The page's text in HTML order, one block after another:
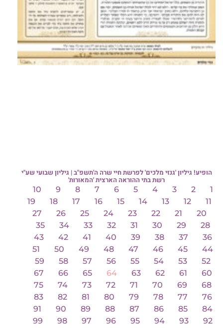
הופיע! גיליון 'גנזי מלכים' לפרשת חיי שרה ה'תשפ"ב | גיליון שבועי שע"י
רשת בתי ההוראה הארצית 'המאורות'
1
2
3
4
5
6
7
8
9
10
11
12
13
14
15
16
17
18
19
20
21
22
23
24
25
26
27
28
29
30
31
32
33
34
35
36
37
38
39
40
41
42
43
44
45
46
47
48
49
50
51
52
53
54
55
56
57
58
59
60
61
62
63
64
65
66
67
68
69
70
71
72
73
74
75
76
77
78
79
80
81
82
83
84
85
86
87
88
89
90
91
92
93
94
95
96
97
98
99